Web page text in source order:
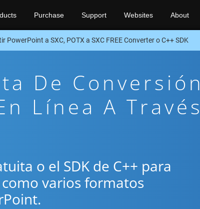
Purchase Support Websites About
PowerPoint a SXC, POTX a SXC FREE Converter o C++ SDK
De Conversión
Línea A Través
o el SDK de C++ para
como varios formatos